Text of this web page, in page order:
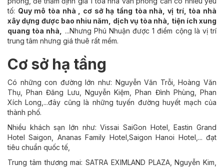
tố: Quy mô tòa nhà , cơ sở hạ tầng tòa nhà, vị trí, tòa nhà
xây dựng được bao nhiu năm, dịch vụ tòa nhà, tiện ích xung
quang tòa nhà,
...Nhưng Phú Nhuận được 1 điểm cộng là vị trí
trung tâm nhưng giá thuê rất mềm.
Cơ sở hạ tầng
Có những con đường lớn như: Nguyễn Văn Trỗi, Hoàng Văn
Thụ, Phan Đăng Lưu, Nguyễn Kiệm, Phan Đình Phùng, Phan
Xích Long,...đây cũng là những tuyến đường huyết mạch của
thành phố.
Nhiều khách sạn lớn như: Vissai SaiGon Hotel, Eastin Grand
Hotel Saigon, Ananas Family Hotel,Saigon Hanoi Hotel,... đạt
tiêu chuẩn quốc tế,
Trung tâm thương mai: SATRA EXIMLAND PLAZA, Nguyễn Kim,